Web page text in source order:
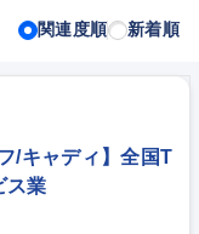
関連度順 新着順
/キャディ】全国T
ス業